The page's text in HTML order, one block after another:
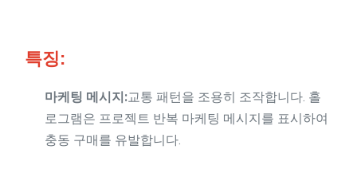
특징:
마케팅 메시지:교통 패턴을 조용히 조작합니다. 홀
로그램은 프로젝트 반복 마케팅 메시지를 표시하여
충동 구매를 유발합니다.